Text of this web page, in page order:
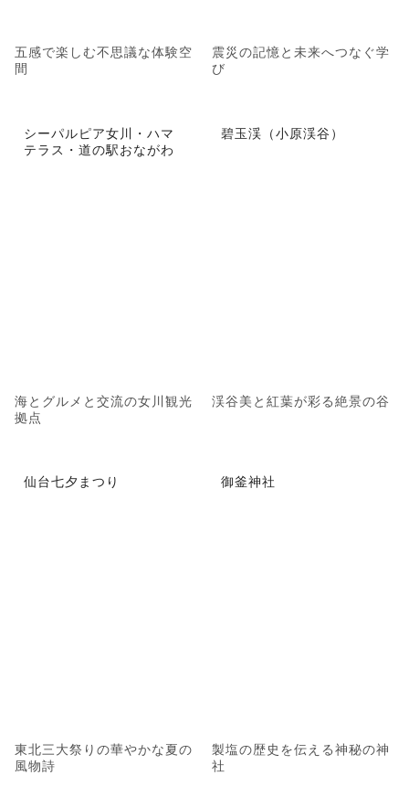
五感で楽しむ不思議な体験空
間
震災の記憶と未来へつなぐ学
び
シーパルピア女川・ハマ
テラス・道の駅おながわ
海とグルメと交流の女川観光
拠点
碧玉渓（小原渓谷）
渓谷美と紅葉が彩る絶景の谷
仙台七夕まつり
東北三大祭りの華やかな夏の
風物詩
御釜神社
製塩の歴史を伝える神秘の神
社